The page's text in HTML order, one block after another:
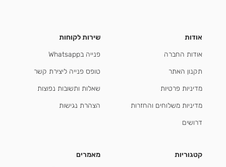
אודות
אודות החברה
תקנון האתר
מדיניות פרטיות
מדיניות משלוחים והחזרות
דרושים
שירות לקוחות
פנייה בWhatsapp
טופס פנייה ליצירת קשר
שאלות ותשובות נפוצות
הצהרת נגישות
קטגוריות
מאמרים